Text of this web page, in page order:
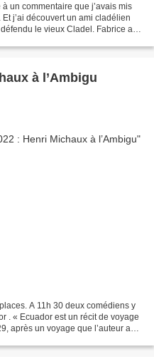
un commentaire que j’avais mis
j’ai découvert un ami cladélien
le vieux Cladel. Fabrice a
à l’Ambigu
A 11h 30 deux comédiens y
. « Ecuador est un récit de voyage
après un voyage que l’auteur a